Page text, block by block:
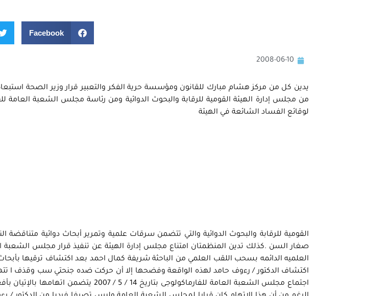
Facebook
2008-06-10
يدين كل من مركز هشام مبارك للقانون ومؤسسة حرية الفكر والتعبير قرار وزير الصحة
من مجلس إدارة الهيئة القومية للرقابة والبحوث الدوائية ومن رئاسة مجلس الشعبة العامة
لوقائع الفساد الشائعة في الهيئة
القومية للرقابة والبحوث الدوائية والتي تتضمن سرقات علمية وتمرير أبحاث دوائية
صغار السن .كذلك تدين المنظمتان امتناع مجلس إدارة الهيئة عن تنفيذ قرار مجلس الشعبة
العلميه الدائمه بسحب اللقب العلمي من الباحثة شريفة كمال احمد بعد اكتشاف ترقيها
اكتشاف الدكتور / رءوف حامد لهذه الواقعة وفضحها إلا أن حركت ضده جنحتي سب وقذف ا
اجتماع مجلس الشعبة العامة للفارماكولوجى بتاريخ